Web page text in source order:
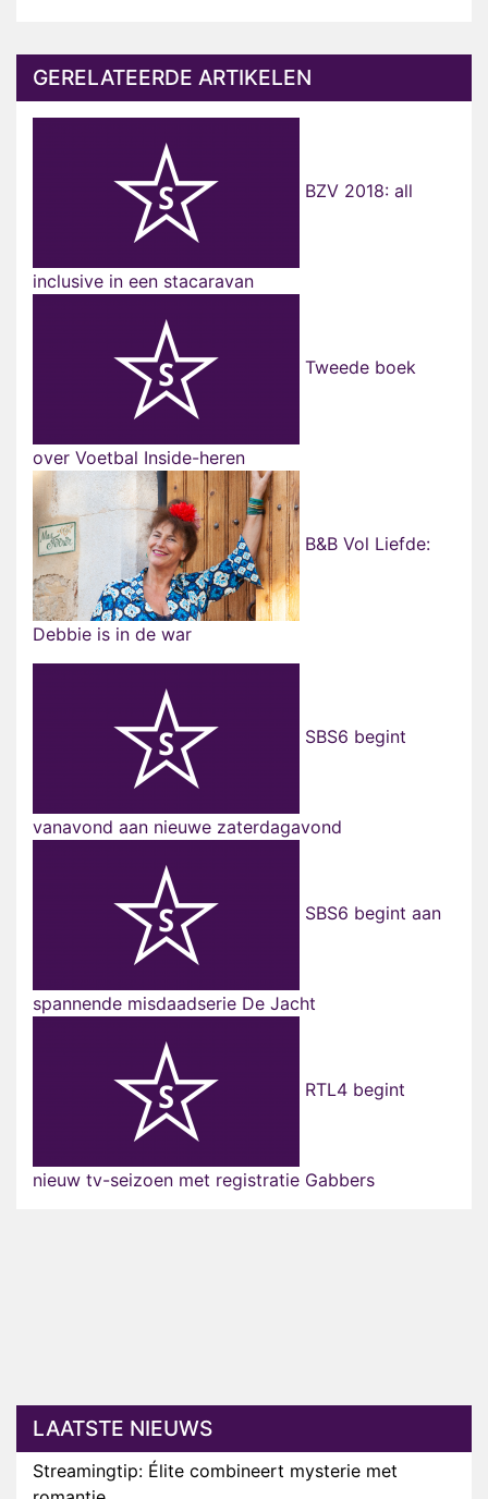
GERELATEERDE ARTIKELEN
BZV 2018: all
inclusive in een stacaravan
Tweede boek
over Voetbal Inside-heren
B&B Vol Liefde:
Debbie is in de war
SBS6 begint
vanavond aan nieuwe zaterdagavond
SBS6 begint aan
spannende misdaadserie De Jacht
RTL4 begint
nieuw tv-seizoen met registratie Gabbers
LAATSTE NIEUWS
Streamingtip: Élite combineert mysterie met